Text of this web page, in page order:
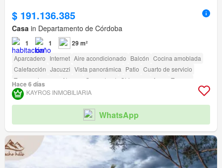
$ 191.136.385
Casa in Departamento de Córdoba
1 1 29 m²
Aparcadero Internet Aire acondicionado Balcón Cocina amoblada
Calefacción Jacuzzi Vista panorámica Patio Cuarto de servicio
Tanque de agua
Alarma Gas natural Chimenea Agua
Terraza
Seguridad privada Gimnasio
Sauna
Jardín
Acceso para personas con discapacidad
Cancha de tenis
Hace 6 días
KAYROS INMOBILIARIA
WhatsApp